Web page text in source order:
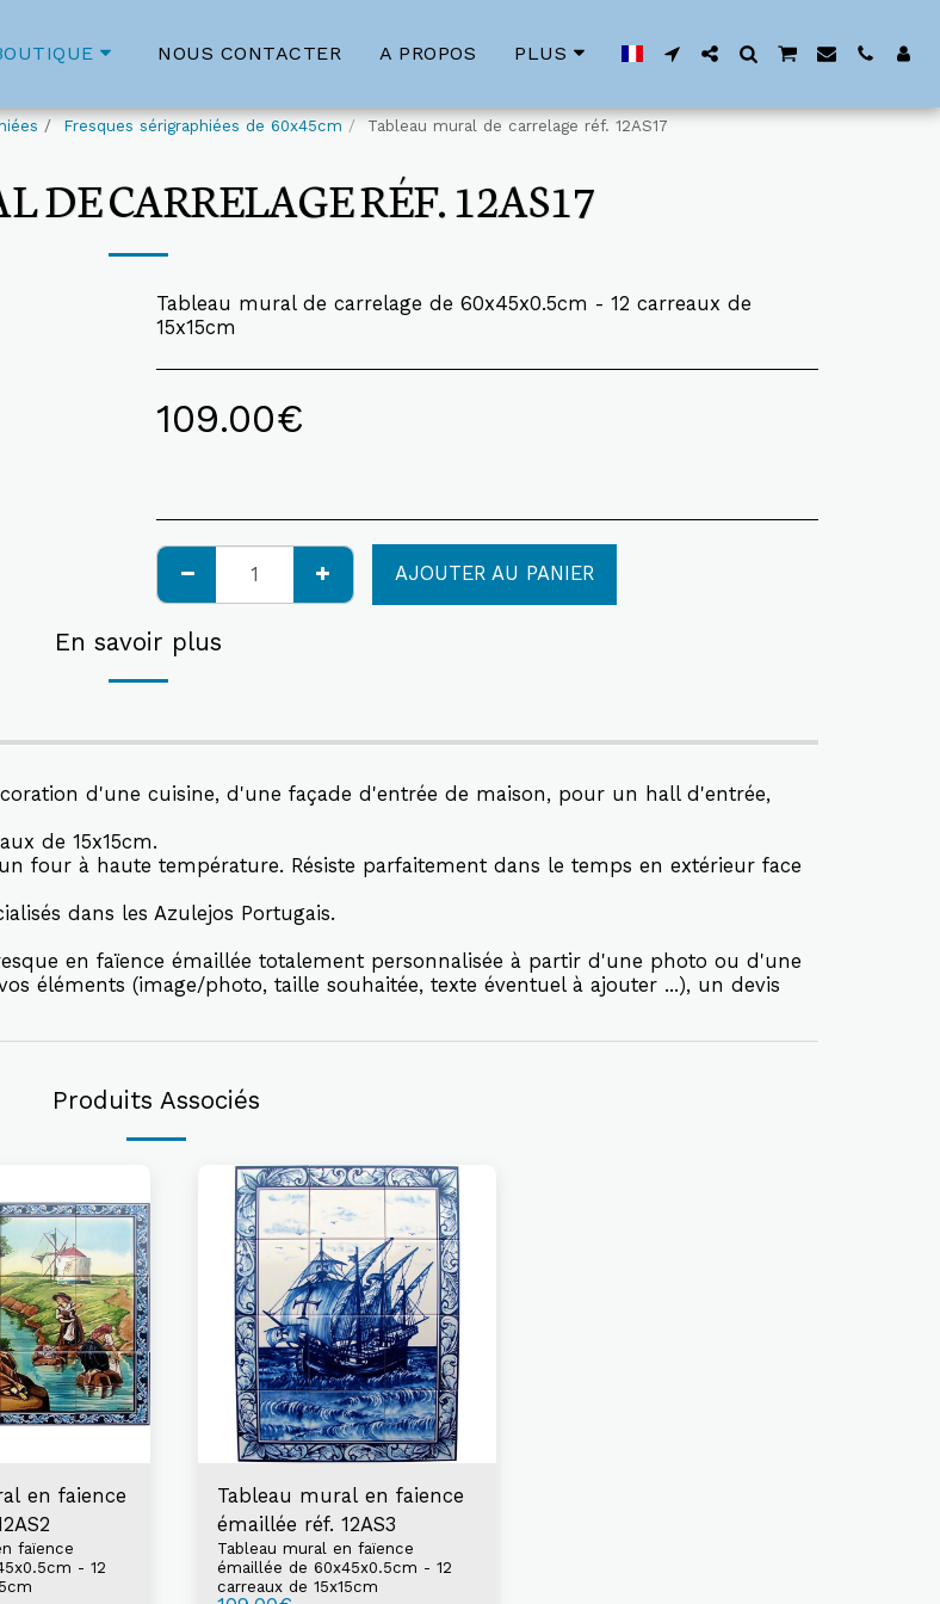
NOUS CONTACTER A PROPOS PLUS
Fresques sérigraphiées de 60x45cm Tableau mural de carrelage réf. 12AS17
DE CARRELAGE RÉF. 12AS17
Tableau mural de carrelage de 60x45x0.5cm - 12 carreaux de
15x15cm
109.00€
AJOUTER AU PANIER
En savoir plus
d'une cuisine, d'une façade d'entrée de maison, pour un hall d'entrée,
de 15x15cm.
four à haute température. Résiste parfaitement dans le temps en extérieur face
dans les Azulejos Portugais.
en faïence émaillée totalement personnalisée à partir d'une photo ou d'une
éléments (image/photo, taille souhaitée, texte éventuel à ajouter ...), un devis
Produits Associés
en faience
faïence
- 12
Tableau mural en faience
émaillée réf. 12AS3
Tableau mural en faïence
émaillée de 60x45x0.5cm - 12
carreaux de 15x15cm